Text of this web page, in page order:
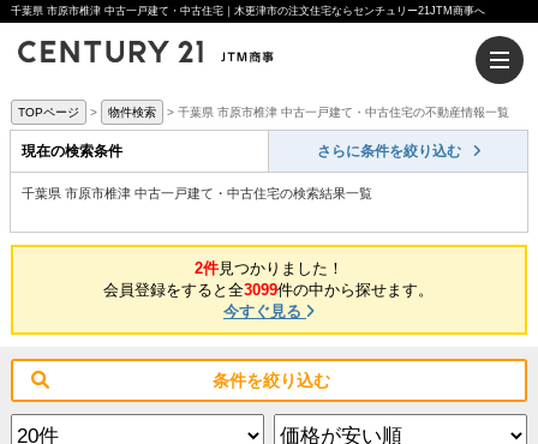
千葉県 市原市椎津 中古一戸建て・中古住宅｜木更津市の注文住宅ならセンチュリー21JTM商事へ
TOPページ 物件検索 千葉県 市原市椎津 中古一戸建て・中古住宅の不動産情報一覧
現在の検索条件 さらに条件を絞り込む
千葉県 市原市椎津 中古一戸建て・中古住宅の検索結果一覧
2件見つかりました！
会員登録をすると全3099件の中から探せます。
今すぐ見る
条件を絞り込む